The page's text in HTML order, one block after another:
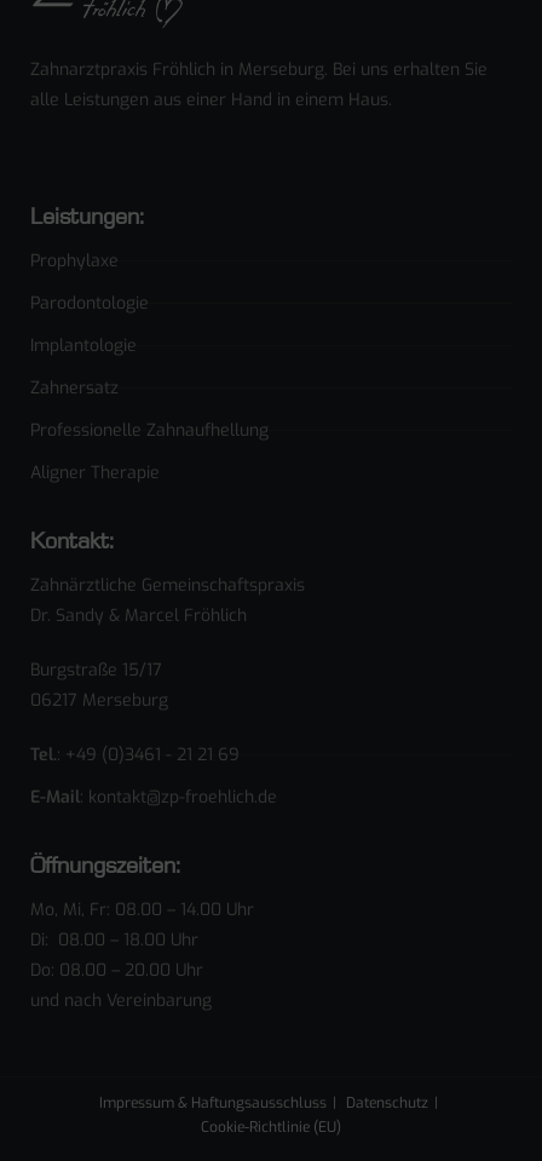
Zahnarztpraxis Fröhlich in Merseburg. Bei uns erhalten Sie
alle Leistungen aus einer Hand in einem Haus.
Leistungen:
Prophylaxe
Parodontologie
Implantologie
Zahnersatz
Professionelle Zahnaufhellung
Aligner Therapie
Kontakt:
Zahnärztliche Gemeinschaftspraxis
Dr. Sandy & Marcel Fröhlich
Burgstraße 15/17
06217 Merseburg
Tel.: +49 (0)3461 - 21 21 69
E-Mail: kontakt@zp-froehlich.de
Öffnungszeiten:
Mo, Mi, Fr: 08.00 – 14.00 Uhr
Di: 08.00 – 18.00 Uhr
Do: 08.00 – 20.00 Uhr
und nach Vereinbarung
Impressum & Haftungsausschluss
Datenschutz
Cookie-Richtlinie (EU)